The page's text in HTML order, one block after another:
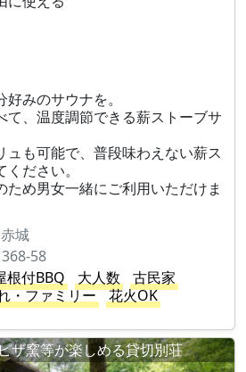
みのサウナを。
て、温度調節できる薪ストーブサ
ュも可能で、普段味わえない薪ス
ださい。
ため男女一緒にご利用いただけま
城
58
根付BBQ 大人数
古民家
・ファミリー
花火OK
ザ窯等が楽しめる貸切別荘